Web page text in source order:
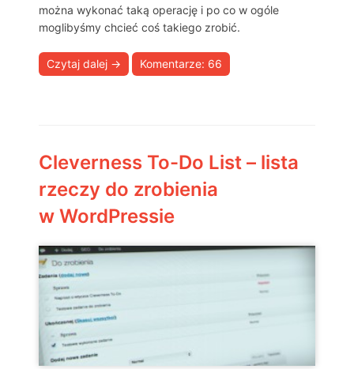
można wykonać taką operację i po co w ogóle
moglibyśmy chcieć coś takiego zrobić.
Czytaj dalej → Komentarze: 66
Cleverness To-Do List – lista
rzeczy do zrobienia
w WordPressie